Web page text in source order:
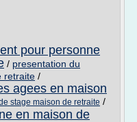
pour personne
/ presentation du
retraite /
agees en maison
stage maison de retraite /
en maison de